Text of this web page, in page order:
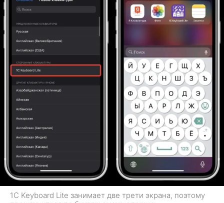
1C Keyboard Lite занимает две трети экрана, поэтому